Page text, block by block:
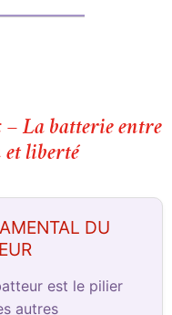
– La batterie entre
liberté
DU
est le pilier
autres